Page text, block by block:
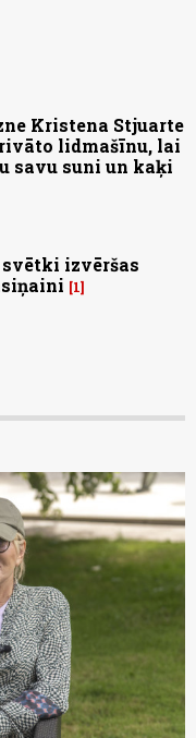
Kristena Stjuarte
lidmašīnu, lai
savu suni un kaķi
izvēršas
1